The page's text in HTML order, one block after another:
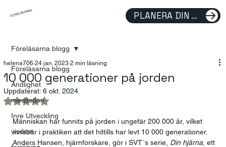
FÖRELÄSARNA PLANERA DIN FÖRELÄSNING
Föreläsarna blogg
Andlighet
meditation
Inre Utveckling
visdom
Föreläsarna blogg
10 000 generationer på jorden
helena706 24 jan. 2023 2 min läsning
Uppdaterat: 6 okt. 2024
Betygsatt till NaN av 5 stjärnor.
Människan har funnits på jorden i ungefär 200 000 år, vilket
innebär i praktiken att det hittills har levt 10 000 generationer.
Anders Hansen, hjärnforskare, gör i SVT´s serie, Din hjärna, ett